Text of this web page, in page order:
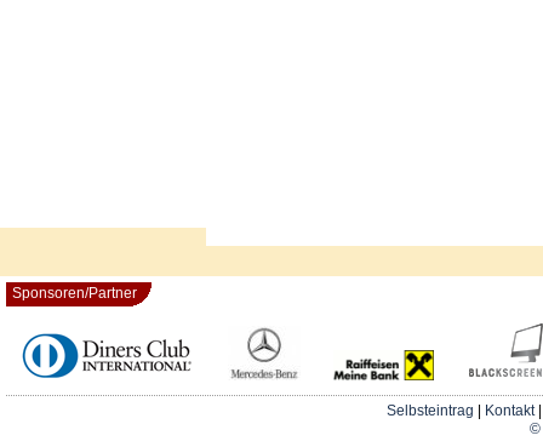
Sponsoren/Partner
Selbsteintrag Kontakt
©